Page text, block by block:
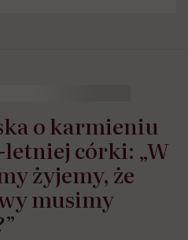
o karmieniu
letniej córki: „W
żyjemy, że
musimy